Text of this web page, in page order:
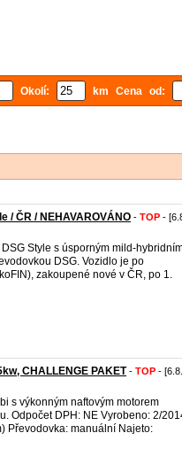
Okolí: km Cena od:
/ ČR / NEHAVAROVÁNO - TOP -
DSG Style s úsporným mild-
DSG. Vozidlo je po
zakoupené nové v ČR, po 1.
CHALLENGE PAKET- TOP - [6.8.
s výkonným naftovým motorem
Odpočet DPH: NE Vyrobeno: 2/
Převodovka: manuální Najeto: